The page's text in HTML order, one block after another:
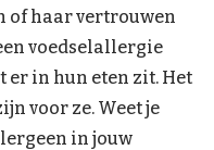
of haar vertrouwen
voedselallergie
er in hun eten zit. Het
voor ze. Weet je
in jouw